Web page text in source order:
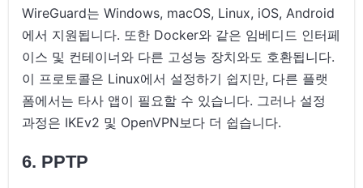
WireGuard는 Windows, macOS, Linux, iOS, Android
에서 지원됩니다. 또한 Docker와 같은 임베디드 인터페
이스 및 컨테이너와 다른 고성능 장치와도 호환됩니다.
이 프로토콜은 Linux에서 설정하기 쉽지만, 다른 플랫
폼에서는 타사 앱이 필요할 수 있습니다. 그러나 설정
과정은 IKEv2 및 OpenVPN보다 더 쉽습니다.
6. PPTP